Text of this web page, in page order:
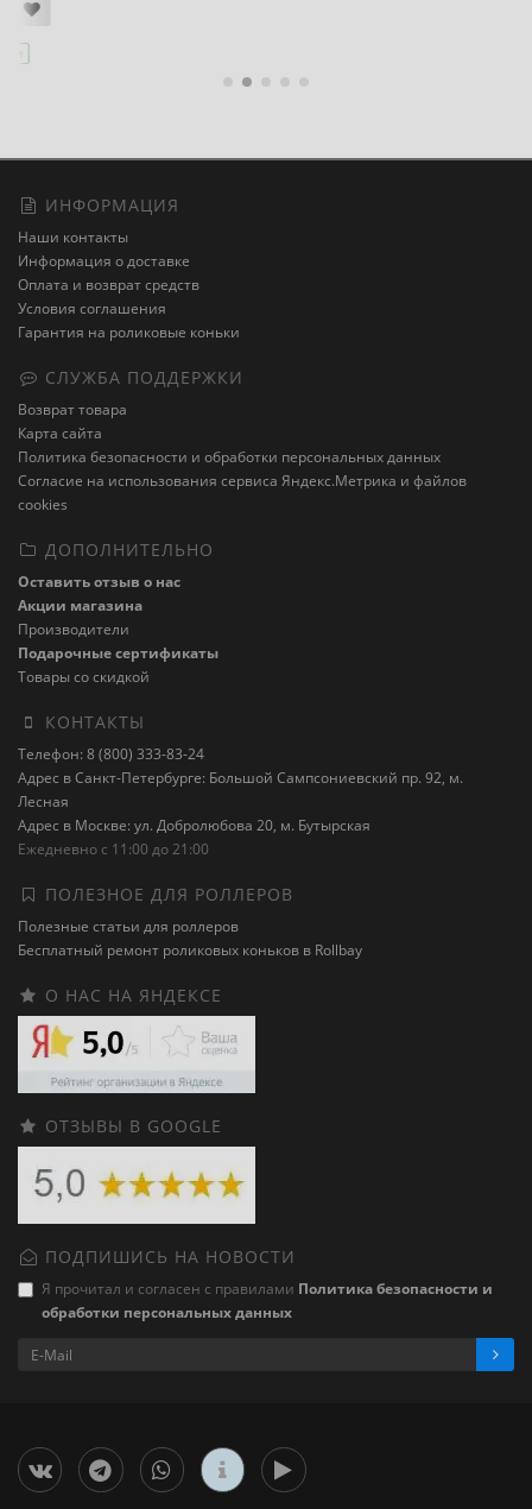
ИНФОРМАЦИЯ
Наши контакты
Информация о доставке
Оплата и возврат средств
Условия соглашения
Гарантия на роликовые коньки
СЛУЖБА ПОДДЕРЖКИ
Возврат товара
Карта сайта
Политика безопасности и обработки персональных данных
Cогласие на использования сервиса Яндекс.Метрика и файлов
cookies
ДОПОЛНИТЕЛЬНО
Оставить отзыв о нас
Акции магазина
Производители
Подарочные сертификаты
Товары со скидкой
КОНТАКТЫ
Телефон: 8 (800) 333-83-24
Адрес в Санкт-Петербурге: Большой Сампсониевский пр. 92, м.
Лесная
Адрес в Москве: ул. Добролюбова 20, м. Бутырская
Ежедневно с 11:00 до 21:00
ПОЛЕЗНОЕ ДЛЯ РОЛЛЕРОВ
Полезные статьи для роллеров
Бесплатный ремонт роликовых коньков в Rollbay
О НАС НА ЯНДЕКСЕ
ОТЗЫВЫ В GOOGLE
ПОДПИШИСЬ НА НОВОСТИ
Я прочитал и согласен с правилами Политика безопасности и
обработки персональных данных